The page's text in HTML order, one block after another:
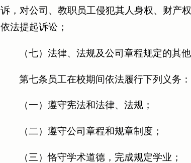
诉，对公司、教职员工侵犯其人身权、财产
依法提起诉讼；
（七）法律、法规及公司章程规定的其他
第七条员工在校期间依法履行下列义务：
（一）遵守宪法和法律、法规；
（二）遵守公司章程和规章制度；
（三）恪守学术道德，完成规定学业；